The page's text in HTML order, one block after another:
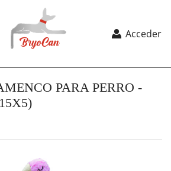
Acceder
PARA PERRO -